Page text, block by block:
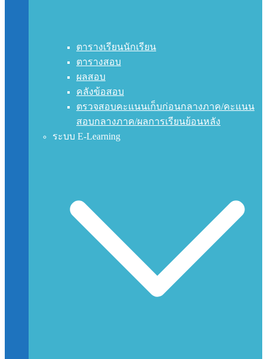
ตารางเรียนนักเรียน
ตารางสอบ
ผลสอบ
คลังข้อสอบ
ตรวจสอบคะแนนเก็บก่อนกลางภาค/คะแนน
สอบกลางภาค/ผลการเรียนย้อนหลัง
ระบบ E-Learning